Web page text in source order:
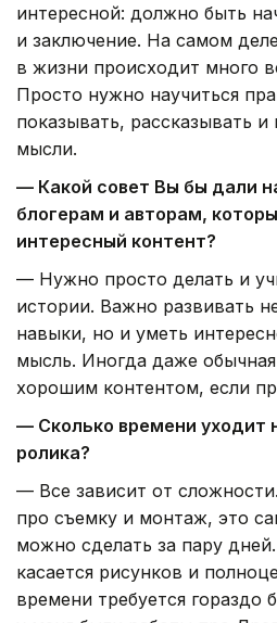
интересной: должно быть
и заключение. На самом
в жизни происходит много
Просто нужно научиться
показывать, рассказывать
мысли.
— Какой совет Вы бы дали
блогерам и авторам,
интересный контент?
— Нужно просто делать и
истории. Важно развивать
навыки, но и уметь
мысль. Иногда даже
хорошим контентом, если
— Сколько времени уходит
ролика?
— Все зависит от
про съемку и монтаж, это
можно сделать за пару
касается рисунков и
времени требуется гораздо